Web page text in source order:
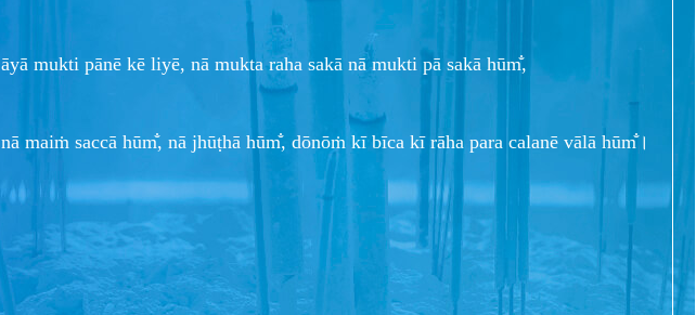
āyā mukti pānē kē liyē, nā mukta raha sakā nā mukti pā sakā hūm̐,
nā maiṁ saccā hūm̐, nā jhūṭhā hūm̐, dōnōṁ kī bīca kī rāha para calanē vālā hūm̐।